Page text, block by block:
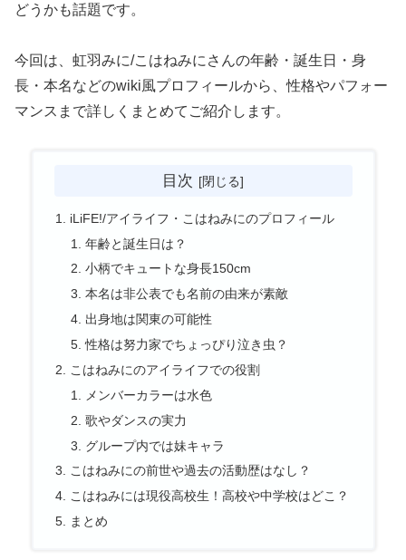
どうかも話題です。
今回は、虹羽みに/こはねみにさんの年齢・誕生日・身
長・本名などのwiki風プロフィールから、性格やパフォー
マンスまで詳しくまとめてご紹介します。
目次
iLiFE!/アイライフ・こはねみにのプロフィール
年齢と誕生日は？
小柄でキュートな身長150cm
本名は非公表でも名前の由来が素敵
出身地は関東の可能性
性格は努力家でちょっぴり泣き虫？
こはねみにのアイライフでの役割
メンバーカラーは水色
歌やダンスの実力
グループ内では妹キャラ
こはねみにの前世や過去の活動歴はなし？
こはねみには現役高校生！高校や中学校はどこ？
まとめ